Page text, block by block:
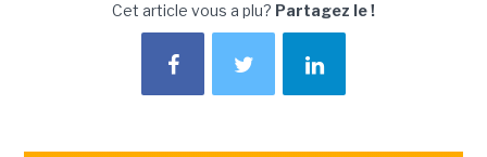
Cet article vous a plu? Partagez le !